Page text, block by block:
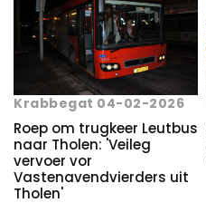
Krabbegat 04-02-2026
Roep om trugkeer Leutbus
naar Tholen: 'Veileg
vervoer vor
Vastenavendvierders uit
Tholen'